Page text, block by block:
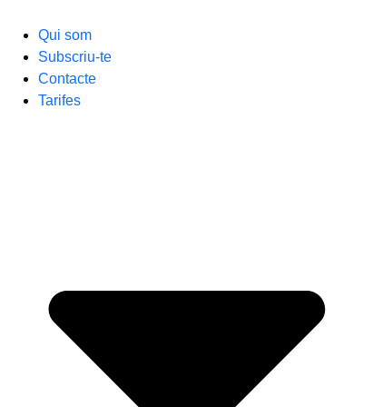
Qui som
Subscriu-te
Contacte
Tarifes